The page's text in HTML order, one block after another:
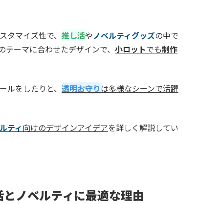
タマイズ性で、 推し活やノベルティグッズの中で
ーマに合わせたデザインで、 小ロットでも制作
ルをしたりと、 透明お守りは多様なシーンで活躍
ティ向けのデザインアイデアを詳しく解説してい
ノベルティに最適な理由